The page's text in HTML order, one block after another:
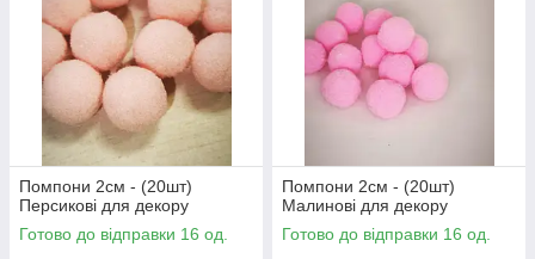
Помпони 2см - (20шт)
Персикові для декору
Готово до відправки 16 од.
Помпони 2см - (20шт)
Малинові для декору
Готово до відправки 16 од.